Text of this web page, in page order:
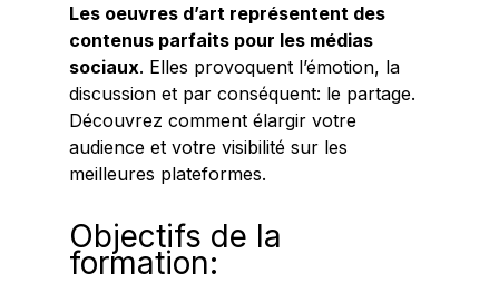
Les oeuvres d’art représentent des
contenus parfaits pour les médias
sociaux. Elles provoquent l’émotion, la
discussion et par conséquent: le partage.
Découvrez comment élargir votre
audience et votre visibilité sur les
meilleures plateformes.
Objectifs de la
formation: